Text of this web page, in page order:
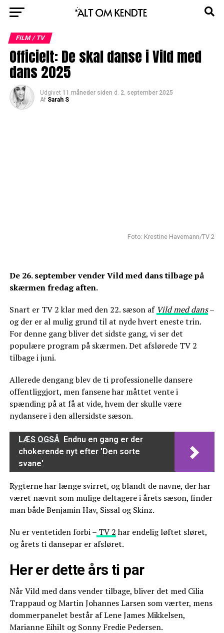
FILM / TV
Officielt: De skal danse i Vild med
dans 2025
Udgivet 11 måneder siden d. 2. september 2025
Af Sarah S
Foto: Krestine Havemann/TV 2
De 26. september vender Vild med dans tilbage på
skærmen fredag aften.
Snart er TV 2 klar med den 22. sæson af Vild med dans–
og der er al mulig grund til at nyde hvert eneste trin.
For denne gang bliver det sidste gang, vi ser det
populære program på skærmen. Det afslørede TV 2
tilbage i juni.
Allerede dengang blev de ti professionelle dansere
offentliggjort, men fansene har måttet vente i
spænding på at få at vide, hvem der skulle være
nydansere i den allersidste sæson.
LÆS OGSÅ Endnu en gang er der
chokerende nyt efter 'Den sorte
svane'
Rygterne har længe svirret, og blandt de navne, der har
været nævnt som mulige deltagere i årets sæson, finder
man både Benjamin Hav, Sissal og Skinz.
Nu er ventetiden forbi –TV 2har endelig løftet sløret,
og årets ti dansepar er afsløret.
Her er dette års ti par
Når Vild med dans vender tilbage, bliver det med Cilia
Trappaud og Martin Johannes Larsen som værter, mens
dommerpanelet består af Lene James Mikkelsen,
Marianne Eihilt og Sonny Fredie Pedersen.